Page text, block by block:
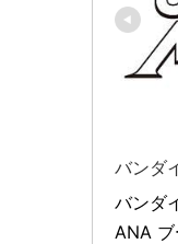
バンダ
バンダ
ANA